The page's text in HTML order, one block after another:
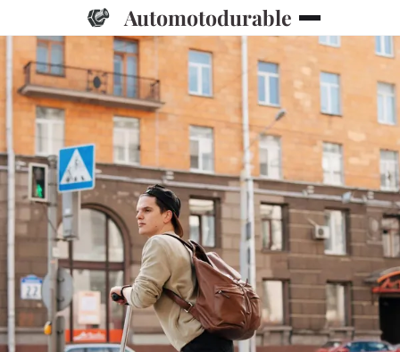
Automotodurable